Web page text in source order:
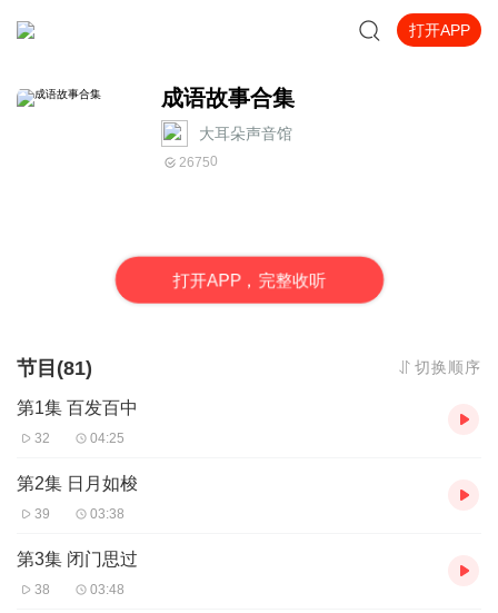
打开APP
成语故事合集
大耳朵声音馆
26750
打开APP，完整收听
节目(81) 切换顺序
第1集 百发百中
32 04:25
第2集 日月如梭
39 03:38
第3集 闭门思过
38 03:48